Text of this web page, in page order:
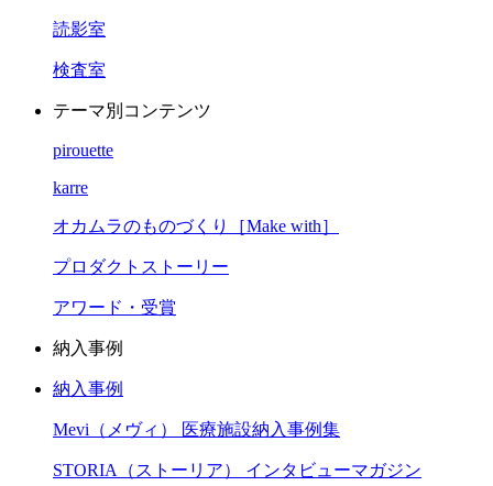
読影室
検査室
テーマ別コンテンツ
pirouette
karre
オカムラのものづくり［Make with］
プロダクトストーリー
アワード・受賞
納入事例
納入事例
Mevi（メヴィ） 医療施設納入事例集
STORIA（ストーリア） インタビューマガジン